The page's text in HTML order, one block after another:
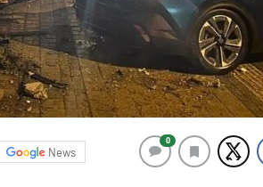
News
0